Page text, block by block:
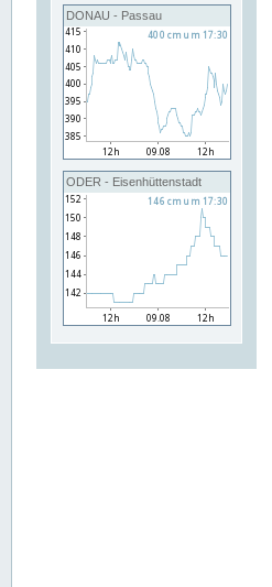
DONAU - Passau
ODER - Eisenhüttenstadt